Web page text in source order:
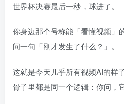
世界杯决赛最后一秒，球进了。
你身边那个号称能「看懂视频」
问一句「刚才发生了什么？」。
这就是今天几乎所有视频AI的
骨子里都是同一个逻辑：你问，它